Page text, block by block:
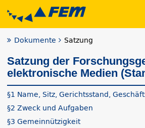
Dokumente Satzung
Satzung der
elektronische Medien
§1 Name, Sitz, Gerichtsstand,
§2 Zweck und Aufgaben
§3 Gemeinnützigkeit